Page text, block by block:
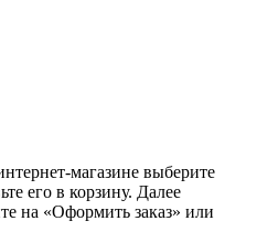
магазине выберите
его в корзину. Далее
на «Оформить заказ» или